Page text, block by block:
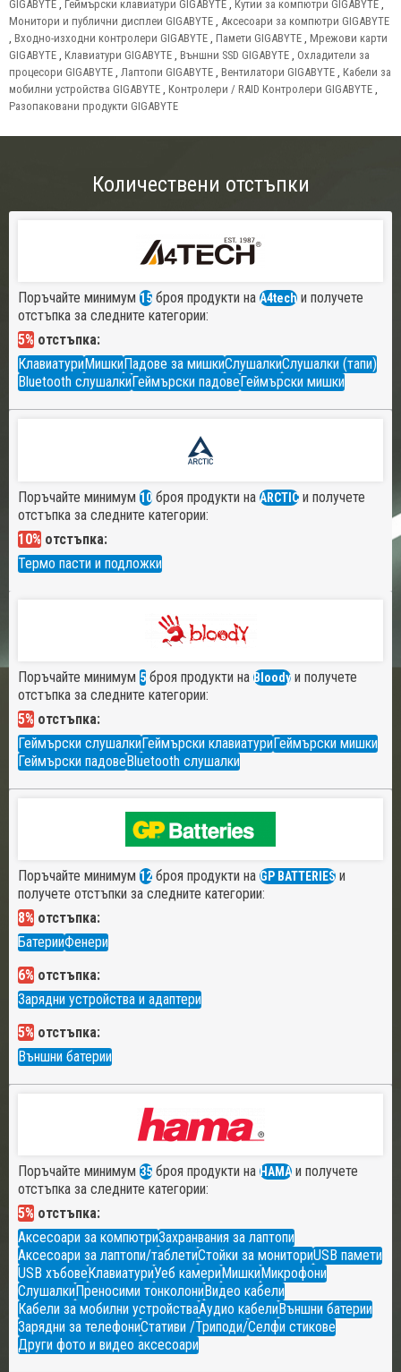
GIGABYTE , Геймърски клавиатури GIGABYTE , Кутии за компютри GIGABYTE ,
Монитори и публични дисплеи GIGABYTE , Аксесоари за компютри GIGABYTE
, Входно-изходни контролери GIGABYTE , Памети GIGABYTE , Мрежови карти
GIGABYTE , Клавиатури GIGABYTE , Външни SSD GIGABYTE , Охладители за
процесори GIGABYTE , Лаптопи GIGABYTE , Вентилатори GIGABYTE , Кабели за
мобилни устройства GIGABYTE , Контролери / RAID Контролери GIGABYTE ,
Разопаковани продукти GIGABYTE
Количествени отстъпки
Поръчайте минимум 15 броя продукти на A4tech и получете
отстъпка за следните категории:
5% отстъпка:
КлавиатуриМишкиПадове за мишкиСлушалкиСлушалки (тапи)
Bluetooth слушалкиГеймърски падовеГеймърски мишки
Поръчайте минимум 10 броя продукти на ARCTIC и получете
отстъпка за следните категории:
10% отстъпка:
Термо пасти и подложки
Поръчайте минимум 5 броя продукти на Bloody и получете
отстъпка за следните категории:
5% отстъпка:
Геймърски слушалкиГеймърски клавиатуриГеймърски мишки
Геймърски падовеBluetooth слушалки
Поръчайте минимум 12 броя продукти на GP BATTERIES и
получете отстъпки за следните категории:
8% отстъпка:
БатерииФенери
6% отстъпка:
Зарядни устройства и адаптери
5% отстъпка:
Външни батерии
Поръчайте минимум 35 броя продукти на HAMA и получете
отстъпка за следните категории:
5% отстъпка:
Аксесоари за компютриЗахранвания за лаптопи
Аксесоари за лаптопи/таблетиСтойки за мониториUSB памети
USB хъбовеКлавиатуриУеб камериМишкиМикрофони
СлушалкиПреносими тонколониВидео кабели
Кабели за мобилни устройстваАудио кабелиВъншни батерии
Зарядни за телефониСтативи /Триподи/Селфи стикове
Други фото и видео аксесоари